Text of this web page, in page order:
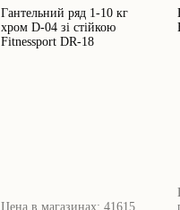
Гантельний ряд 1-10 кг
хром D-04 зі стійкою
Fitnessport DR-18
Цена в магазинах: 41615